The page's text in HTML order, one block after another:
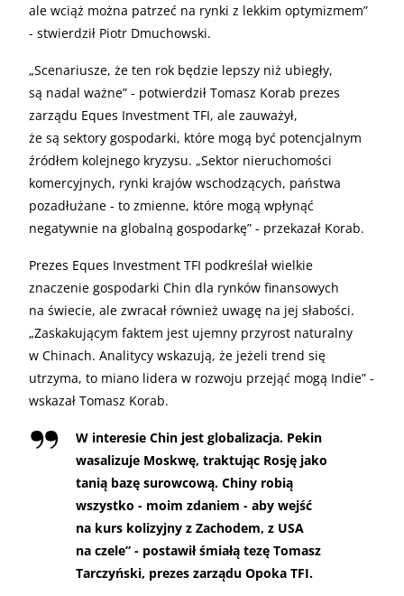
ale wciąż można patrzeć na rynki z lekkim optymizmem”
- stwierdził Piotr Dmuchowski.
„Scenariusze, że ten rok będzie lepszy niż ubiegły,
są nadal ważne” - potwierdził Tomasz Korab prezes
zarządu Eques Investment TFI, ale zauważył,
że są sektory gospodarki, które mogą być potencjalnym
źródłem kolejnego kryzysu. „Sektor nieruchomości
komercyjnych, rynki krajów wschodzących, państwa
pozadłużane - to zmienne, które mogą wpłynąć
negatywnie na globalną gospodarkę” - przekazał Korab.
Prezes Eques Investment TFI podkreślał wielkie
znaczenie gospodarki Chin dla rynków finansowych
na świecie, ale zwracał również uwagę na jej słabości.
„Zaskakującym faktem jest ujemny przyrost naturalny
w Chinach. Analitycy wskazują, że jeżeli trend się
utrzyma, to miano lidera w rozwoju przejąć mogą Indie” -
wskazał Tomasz Korab.
W interesie Chin jest globalizacja. Pekin
wasalizuje Moskwę, traktując Rosję jako
tanią bazę surowcową. Chiny robią
wszystko - moim zdaniem - aby wejść
na kurs kolizyjny z Zachodem, z USA
na czele” - postawił śmiałą tezę Tomasz
Tarczyński, prezes zarządu Opoka TFI.